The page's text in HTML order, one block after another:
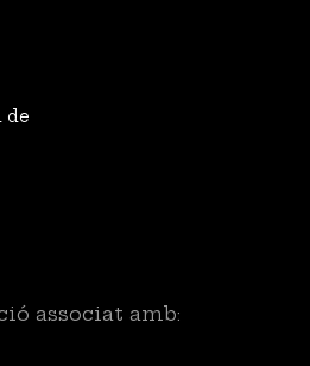
de
associat amb: